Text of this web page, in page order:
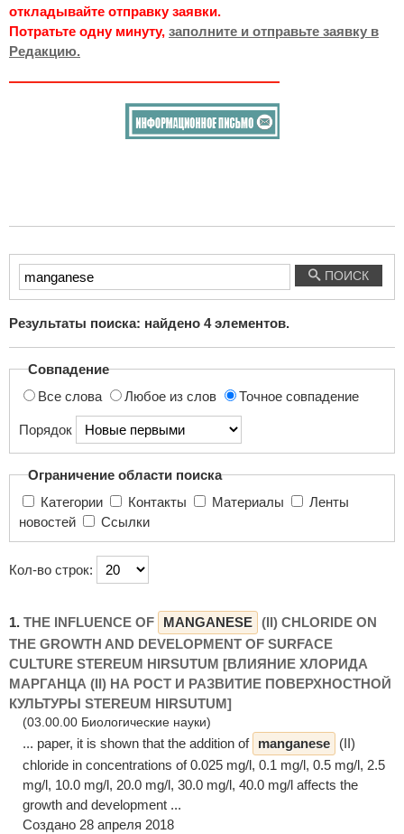
откладывайте отправку заявки.
Потратьте одну минуту, заполните и отправьте заявку в
Редакцию.
Введите
текст
поиска...
ПОИСК
Результаты поиска: найдено 4элементов.
Совпадение
Все слова
Любое из слов Точное совпадение
Порядок
Ограничение области поиска
Категории
Контакты Материалы
новостей
Ссылки
Кол-во строк:
1. THE INFLUENCE OF MANGANESE (II) CHLORIDE ON
THE GROWTH AND DEVELOPMENT OF SURFACE
CULTURE STEREUM HIRSUTUM [ВЛИЯНИЕ ХЛОРИДА
МАРГАНЦА (II) НА РОСТ И РАЗВИТИЕ ПОВЕРХНОСТНОЙ
КУЛЬТУРЫ STEREUM HIRSUTUM]
(03.00.00 Биологические науки)
... paper, it is shown that the addition of manganese
(II)
chloride in concentrations of 0.025 mg/l, 0.1 mg/l, 0.5 mg/l, 2.5
mg/l, 10.0 mg/l, 20.0 mg/l, 30.0 mg/l, 40.0 mg/l affects the
growth and development ...
Создано 28 апреля 2018